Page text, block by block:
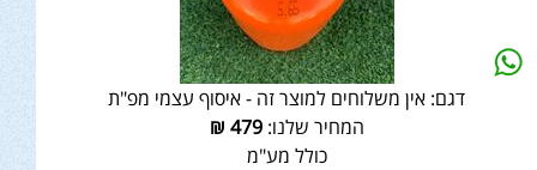
דגם: אין משלוחים למוצר זה - איסוף עצמי מפ"ת
המחיר שלנו:479
₪
כולל מע"מ